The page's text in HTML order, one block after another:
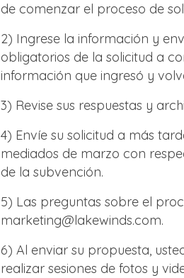
de comenzar el proceso de
2) Ingrese la información y
obligatorios de la solicitud a
información que ingresó y
3) Revise sus respuestas y
4) Envíe su solicitud a más
mediados de marzo con
de la subvención.
5) Las preguntas sobre el
marketing@lakewinds.com.
6) Al enviar su propuesta,
realizar sesiones de fotos y